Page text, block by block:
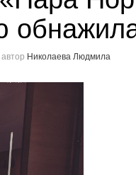
автор Николаева Людмила